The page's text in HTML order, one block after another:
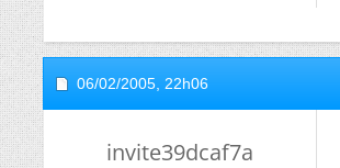
06/02/2005, 22h06
invite39dcaf7a